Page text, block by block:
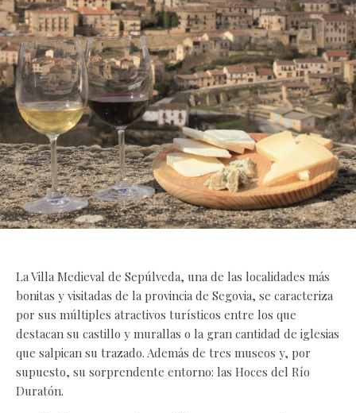
La Villa Medieval de Sepúlveda, una de las localidades más
bonitas y visitadas de la provincia de Segovia, se caracteriza
por sus múltiples atractivos turísticos entre los que
destacan su castillo y murallas o la gran cantidad de iglesias
que salpican su trazado. Además de tres museos y, por
supuesto, su sorprendente entorno: las Hoces del Río
Duratón.